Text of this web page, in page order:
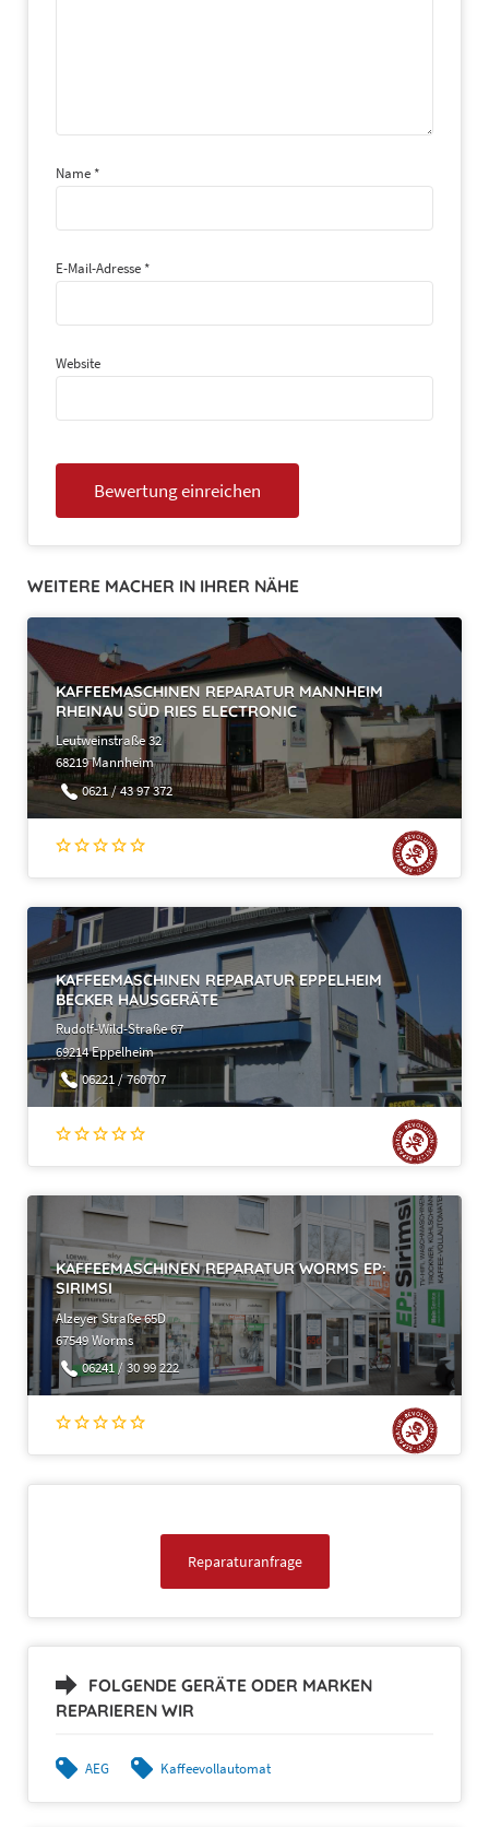
Name *
E-Mail-Adresse *
Website
WEITERE MACHER IN IHRER NÄHE
KAFFEEMASCHINEN REPARATUR MANNHEIM
RHEINAU SÜD RIES ELECTRONIC
Leutweinstraße 32
68219 Mannheim
0621 / 43 97 372
KAFFEEMASCHINEN REPARATUR EPPELHEIM
BECKER HAUSGERÄTE
Rudolf-Wild-Straße 67
69214 Eppelheim
06221 / 760707
KAFFEEMASCHINEN REPARATUR WORMS EP:
SIRIMSI
Alzeyer Straße 65D
67549 Worms
06241 / 30 99 222
Reparaturanfrage
FOLGENDE GERÄTE ODER MARKEN
REPARIEREN WIR
AEG Kaffeevollautomat